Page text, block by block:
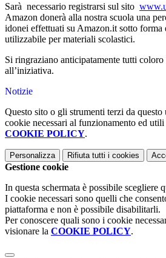
Sarà necessario registrarsi sul sito
Amazon donerà alla nostra scuola una
idonei effettuati su Amazon.it sotto
utilizzabile per materiali scolastici.
Si ringraziano anticipatamente tutti
all’iniziativa.
Notizie
Questo sito o gli strumenti terzi da
cookie necessari al funzionamento ed
COOKIE POLICY.
Personalizza Rifiuta tutti i cookies
Gestione cookie
In questa schermata è possibile scegliere
I cookie necessari sono quelli che
piattaforma e non è possibile disabilitarli.
Per conoscere quali sono i cookie
visionare la COOKIE POLICY.